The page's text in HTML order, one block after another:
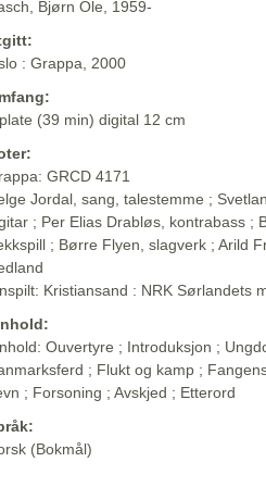
Bjørn Ole, 1959-
: Grappa, 2000
(39 min) digital 12 cm
GRCD 4171
Jordal, sang, talestemme ;
; Per Elias Drabløs, kontrabass ;
; Børre Flyen, slagverk ; Arild
Kristiansand : NRK Sørlandets
Ouvertyre ; Introduksjon ;
; Flukt og kamp ;
; Forsoning ; Avskjed ; Etterord
(Bokmål)